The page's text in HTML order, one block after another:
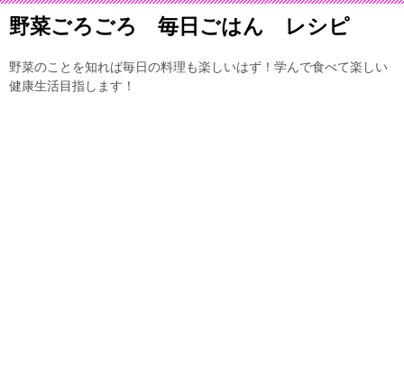
野菜ごろごろ 毎日ごはん レシピ
野菜のことを知れば毎日の料理も楽しいはず！学んで食べて楽しい
健康生活目指します！